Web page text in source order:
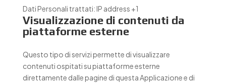
Dati Personali trattati:IP address +1
Visualizzazione di contenuti da
piattaforme esterne
Questo tipo di servizi permette di visualizzare
contenuti ospitati su piattaforme esterne
direttamente dalle pagine di questa Applicazione e di